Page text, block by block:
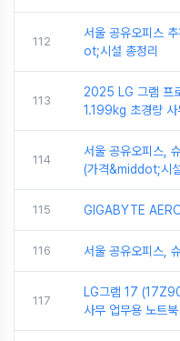
112
서울 공유오피스
ot;시설 총정리
113
2025 LG 그램 프
1.199kg 초경량 사
114
서울 공유오피스,
(가격&middot;시
115 GIGABYTE
116 서울 공유오피스,
117
LG그램 17
사무 업무용 노트